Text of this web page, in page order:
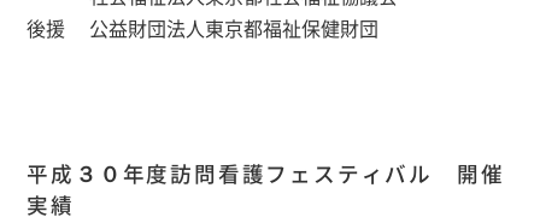
後援 公益財団法人東京都福祉保健財団
平成３０年度訪問看護フェスティバル 開催
実績